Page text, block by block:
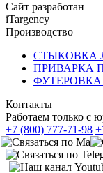
Сайт разработан
iTargency
Производство
СТЫКОВКА
ПРИВАРКА
Контакты
Работаем только с
+7 (800) 777-71-98